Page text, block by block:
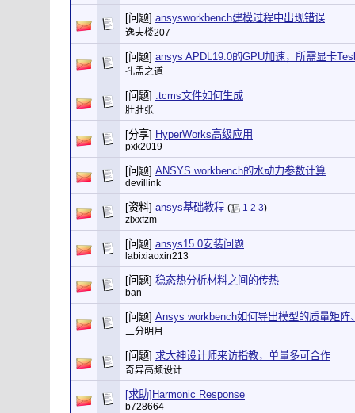
[问题] ansysworkbench建模过程中出现错误
逸夫楼207
[问题] ansys APDL19.0的GPU加速，所需显卡
孔孟之道
[问题] .tcms文件如何生成
肚肚张
[分享] HyperWorks高级应用
pxk2019
[问题] ANSYS workbench的水动力参数计算
devillink
[资料] ansys基础教程 ( 1 2 3)
zlxxfzm
[问题] ansys15.0安装问题
labixiaoxin213
[问题] 稳态热分析材料之间的传热
ban
[问题] Ansys workbench如何导出模型的质量矩阵
三分明月
[问题] 求大神设计师来访指教，单量多可合作
奇异高频设计
[求助]Harmonic Response
b728664